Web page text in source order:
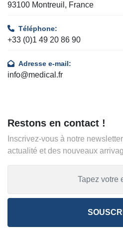
93100 Montreuil, France
Téléphone:
+33 (0)1 49 20 86 90
Adresse e-mail:
info@medical.fr
Restons en contact !
Inscrivez-vous à notre
actualité et des nouveaux